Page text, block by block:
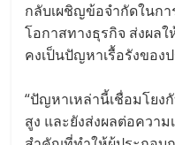
กลับเผชิญข้อจำกัดในกา
โอกาสทางธุรกิจ ส่งผล
คงเป็นปัญหาเรื้อรังของ
“ปัญหาเหล่านี้เชื่อมโยง
สูง และยังส่งผลต่อควา